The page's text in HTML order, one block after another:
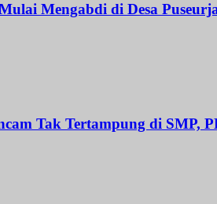
Mengabdi di Desa
Tak Tertampung di SMP,